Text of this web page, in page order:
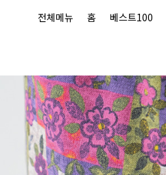
전체메뉴 홈 베스트100